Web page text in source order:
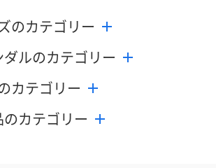
のカテゴリー
ダルのカテゴリー
カテゴリー
のカテゴリー